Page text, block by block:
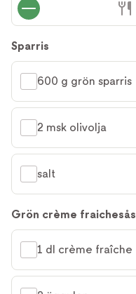
Sparris
600 g grön sparris
2 msk olivolja
salt
Grön crème fraichesås
1 dl crème fraîche